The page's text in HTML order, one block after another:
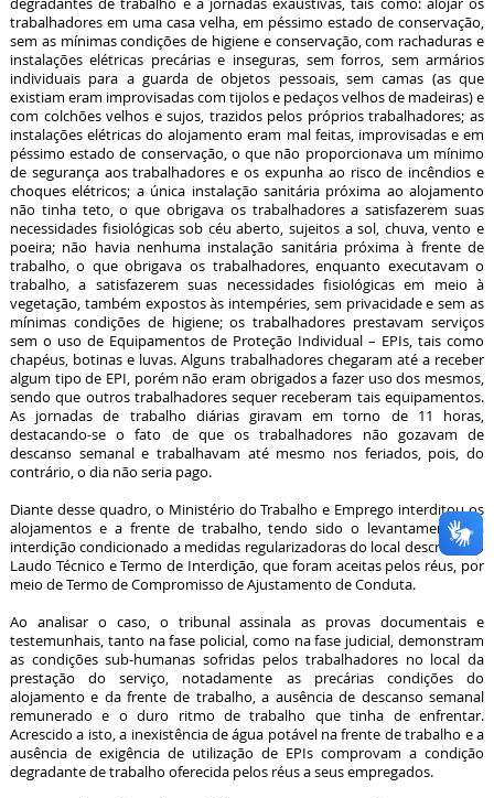
degradantes de trabalho e a jornadas exaustivas, tais como: alojar os
trabalhadores em uma casa velha, em péssimo estado de conservação,
sem as mínimas condições de higiene e conservação, com rachaduras e
instalações elétricas precárias e inseguras, sem forros, sem armários
individuais para a guarda de objetos pessoais, sem camas (as que
existiam eram improvisadas com tijolos e pedaços velhos de madeiras) e
com colchões velhos e sujos, trazidos pelos próprios trabalhadores; as
instalações elétricas do alojamento eram mal feitas, improvisadas e em
péssimo estado de conservação, o que não proporcionava um mínimo
de segurança aos trabalhadores e os expunha ao risco de incêndios e
choques elétricos; a única instalação sanitária próxima ao alojamento
não tinha teto, o que obrigava os trabalhadores a satisfazerem suas
necessidades fisiológicas sob céu aberto, sujeitos a sol, chuva, vento e
poeira; não havia nenhuma instalação sanitária próxima à frente de
trabalho, o que obrigava os trabalhadores, enquanto executavam o
trabalho, a satisfazerem suas necessidades fisiológicas em meio à
vegetação, também expostos às intempéries, sem privacidade e sem as
mínimas condições de higiene; os trabalhadores prestavam serviços
sem o uso de Equipamentos de Proteção Individual – EPIs, tais como
chapéus, botinas e luvas. Alguns trabalhadores chegaram até a receber
algum tipo de EPI, porém não eram obrigados a fazer uso dos mesmos,
sendo que outros trabalhadores sequer receberam tais equipamentos.
As jornadas de trabalho diárias giravam em torno de 11 horas,
destacando-se o fato de que os trabalhadores não gozavam de
descanso semanal e trabalhavam até mesmo nos feriados, pois, do
contrário, o dia não seria pago.
Diante desse quadro, o Ministério do Trabalho e Emprego interditou os
alojamentos e a frente de trabalho, tendo sido o levantamento da
interdição condicionado a medidas regularizadoras do local descritas no
Laudo Técnico e Termo de Interdição, que foram aceitas pelos réus, por
meio de Termo de Compromisso de Ajustamento de Conduta.
Ao analisar o caso, o tribunal assinala as provas documentais e
testemunhais, tanto na fase policial, como na fase judicial, demonstram
as condições sub-humanas sofridas pelos trabalhadores no local da
prestação do serviço, notadamente as precárias condições do
alojamento e da frente de trabalho, a ausência de descanso semanal
remunerado e o duro ritmo de trabalho que tinha de enfrentar.
Acrescido a isto, a inexistência de água potável na frente de trabalho e a
ausência de exigência de utilização de EPIs comprovam a condição
degradante de trabalho oferecida pelos réus a seus empregados.